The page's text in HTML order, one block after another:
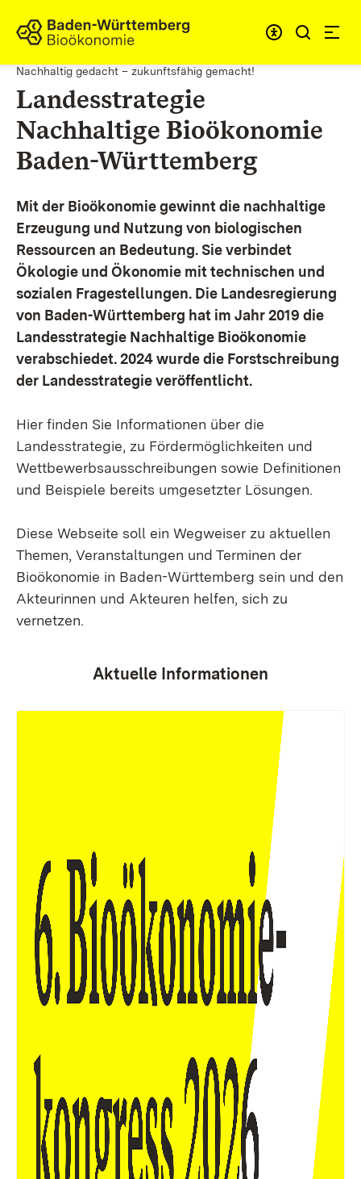
Zum Inhalt springen
Link zur Startseite
Nachhaltig gedacht – zukunftsfähig gemacht!
Landesstrategie
Nachhaltige Bioökonomie
Baden-Württemberg
Mit der Bioökonomie gewinnt die nachhaltige
Erzeugung und Nutzung von biologischen
Ressourcen an Bedeutung. Sie verbindet
Ökologie und Ökonomie mit technischen und
sozialen Fragestellungen. Die Landesregierung
von Baden-Württemberg hat im Jahr 2019 die
Landesstrategie Nachhaltige Bioökonomie
verabschiedet. 2024 wurde die Forstschreibung
der Landesstrategie veröffentlicht.
Hier finden Sie Informationen über die
Landesstrategie, zu Fördermöglichkeiten und
Wettbewerbsausschreibungen sowie Definitionen
und Beispiele bereits umgesetzter Lösungen.
Diese Webseite soll ein Wegweiser zu aktuellen
Themen, Veranstaltungen und Terminen der
Bioökonomie in Baden-Württemberg sein und den
Akteurinnen und Akteuren helfen, sich zu
vernetzen.
Aktuelle Informationen